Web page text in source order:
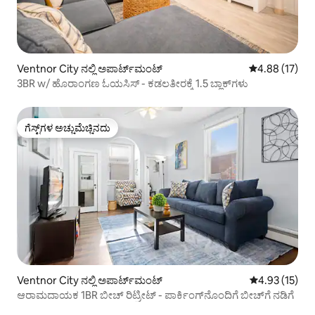
Ventnor City ನಲ್ಲಿ ಅಪಾರ್ಟ್‌ಮಂಟ್ 5 ರಲ್ಲಿ 4.88
4.88 (17)
3BR w/ ಹೊರಾಂಗಣ ಓಯಸಿಸ್ - ಕಡಲತೀರಕ್ಕೆ 1.5 ಬ್ಲಾಕ್‌ಗಳು
ಗೆಸ್ಟ್‌ಗಳ ಅಚ್ಚುಮೆಚ್ಚಿನದು
ಗೆಸ್ಟ್‌ಗಳ ಅಚ್ಚುಮೆಚ್ಚಿನದು
Ventnor City ನಲ್ಲಿ ಅಪಾರ್ಟ್‌ಮಂಟ್ 5 ರಲ್ಲಿ 4.93
4.93 (15)
ಆರಾಮದಾಯಕ 1BR ಬೀಚ್ ರಿಟ್ರೀಟ್ - ಪಾರ್ಕಿಂಗ್‌ನೊಂದಿಗೆ ಬೀಚ್‌ಗೆ ನಡಿಗೆ